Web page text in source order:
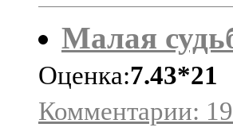
Малая
Оценка:7.43*21
Комментарии: